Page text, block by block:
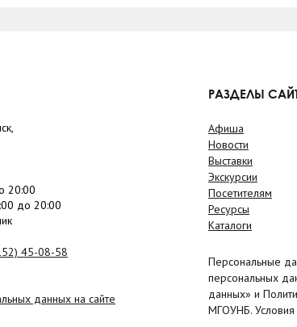
20:00
до 20:00
45-08-58
данных на сайте
РАЗДЕЛЫ
Афиша
Новости
Выставки
Экскурсии
Посетителям
Ресурсы
Каталоги
Персональные
персональных
данных» и
МГОУНБ. Условия